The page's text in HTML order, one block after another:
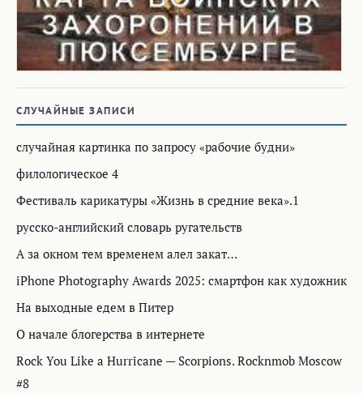
СЛУЧАЙНЫЕ ЗАПИСИ
случайная картинка по запросу «рабочие будни»
филологическое 4
Фестиваль карикатуры «Жизнь в средние века».1
русско-английский словарь ругательств
А за окном тем временем алел закат…
iPhone Photography Awards 2025: смартфон как художник
На выходные едем в Питер
О начале блогерства в интернете
Rock You Like a Hurricane — Scorpions. Rocknmob Moscow
#8